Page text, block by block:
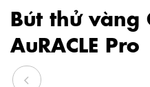
Bút thử vàng
AuRACLE Pro